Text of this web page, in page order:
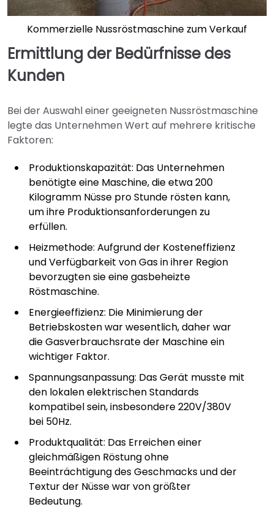
Kommerzielle Nussröstmaschine zum Verkauf
Ermittlung der Bedürfnisse des
Kunden
Bei der Auswahl einer geeigneten Nussröstmaschine
legte das Unternehmen Wert auf mehrere kritische
Faktoren:
Produktionskapazität: Das Unternehmen
benötigte eine Maschine, die etwa 200
Kilogramm Nüsse pro Stunde rösten kann,
um ihre Produktionsanforderungen zu
erfüllen.
Heizmethode: Aufgrund der Kosteneffizienz
und Verfügbarkeit von Gas in ihrer Region
bevorzugten sie eine gasbeheizte
Röstmaschine.
Energieeffizienz: Die Minimierung der
Betriebskosten war wesentlich, daher war
die Gasverbrauchsrate der Maschine ein
wichtiger Faktor.
Spannungsanpassung: Das Gerät musste mit
den lokalen elektrischen Standards
kompatibel sein, insbesondere 220V/380V
bei 50Hz.
Produktqualität: Das Erreichen einer
gleichmäßigen Röstung ohne
Beeinträchtigung des Geschmacks und der
Textur der Nüsse war von größter
Bedeutung.